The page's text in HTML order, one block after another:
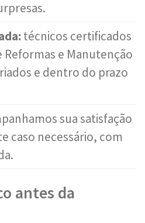
técnicos certificados
Reformas e Manutenção
e dentro do prazo
sua satisfação
caso necessário, com
antes da